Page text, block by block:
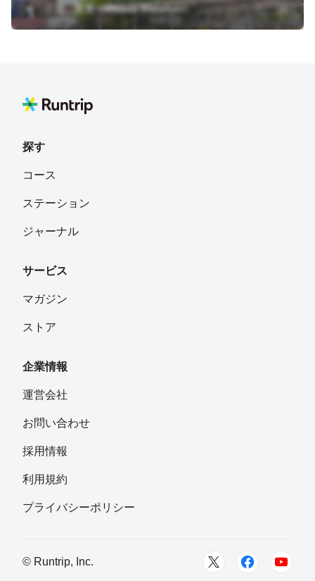
三河 賢文（Mikawa Masafumi）
探す
コース
ステーション
ジャーナル
サービス
マガジン
ストア
企業情報
運営会社
お問い合わせ
採用情報
利用規約
プライバシーポリシー
© Runtrip, Inc.